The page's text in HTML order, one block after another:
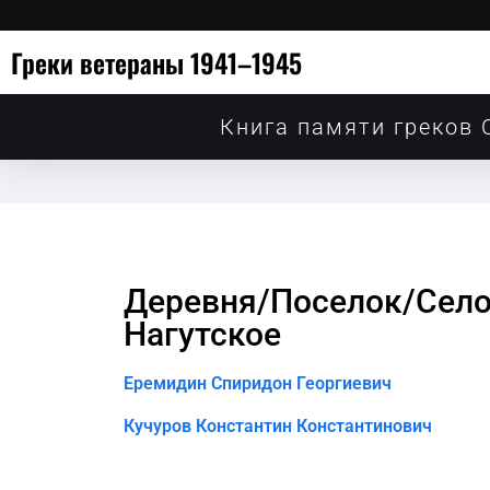
Греки ветераны 1941–1945
Книга памяти греков
Деревня/Поселок/
Нагутское
Еремидин Спиридон Георгиевич
Кучуров Константин Константинович